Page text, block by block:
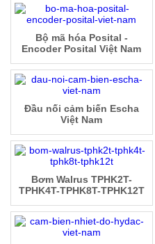
Bộ mã hóa Posital -
Encoder Posital Việt Nam
Đầu nối cảm biến Escha
Việt Nam
Bơm Walrus TPHK2T-
TPHK4T-TPHK8T-TPHK12T